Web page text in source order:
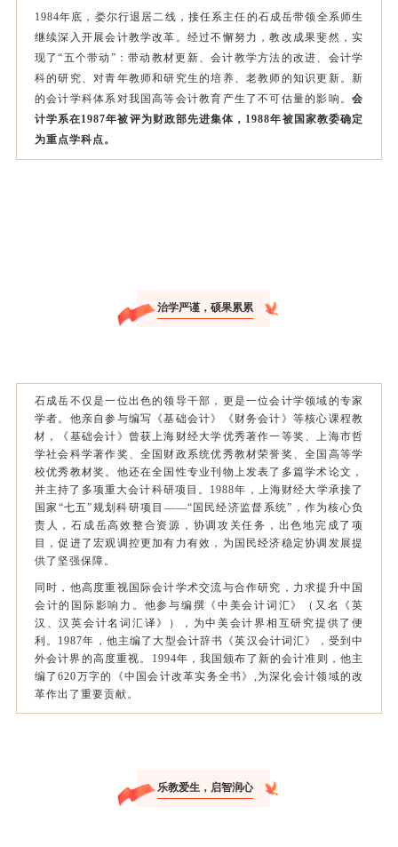
1984年底，娄尔行退居二线，接任系主任的石成岳带领全系师生
继续深入开展会计教学改革。经过不懈努力，教改成果斐然，实
现了“五个带动”：带动教材更新、会计教学方法的改进、会计学
科的研究、对青年教师和研究生的培养、老教师的知识更新。新
的会计学科体系对我国高等会计教育产生了不可估量的影响。会
计学系在1987年被评为财政部先进集体，1988年被国家教委确定
为重点学科点。
治学严谨，硕果累累
石成岳不仅是一位出色的领导干部，更是一位会计学领域的专家
学者。他亲自参与编写《基础会计》《财务会计》等核心课程教
材，《基础会计》曾获上海财经大学优秀著作一等奖、上海市哲
学社会科学著作奖、全国财政系统优秀教材荣誉奖、全国高等学
校优秀教材奖。他还在全国性专业刊物上发表了多篇学术论文，
并主持了多项重大会计科研项目。1988年，上海财经大学承接了
国家“七五”规划科研项目——“国民经济监督系统”，作为核心负
责人，石成岳高效整合资源，协调攻关任务，出色地完成了项
目，促进了宏观调控更加有力有效，为国民经济稳定协调发展提
供了坚强保障。
同时，他高度重视国际会计学术交流与合作研究，力求提升中国
会计的国际影响力。他参与编撰《中美会计词汇》（又名《英
汉、汉英会计名词汇译》），为中美会计界相互研究提供了便
利。1987年，他主编了大型会计辞书《英汉会计词汇》，受到中
外会计界的高度重视。1994年，我国颁布了新的会计准则，他主
编了620万字的《中国会计改革实务全书》,为深化会计领域的改
革作出了重要贡献。
乐教爱生，启智润心